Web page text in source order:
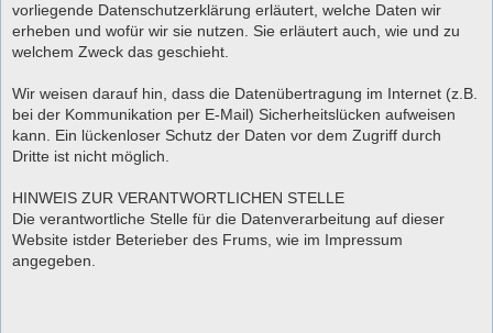
vorliegende Datenschutzerklärung erläutert, welche Daten wir
erheben und wofür wir sie nutzen. Sie erläutert auch, wie und zu
welchem Zweck das geschieht.
Wir weisen darauf hin, dass die Datenübertragung im Internet (z.B.
bei der Kommunikation per E-Mail) Sicherheitslücken aufweisen
kann. Ein lückenloser Schutz der Daten vor dem Zugriff durch
Dritte ist nicht möglich.
HINWEIS ZUR VERANTWORTLICHEN STELLE
Die verantwortliche Stelle für die Datenverarbeitung auf dieser
Website istder Beterieber des Frums, wie im Impressum
angegeben.